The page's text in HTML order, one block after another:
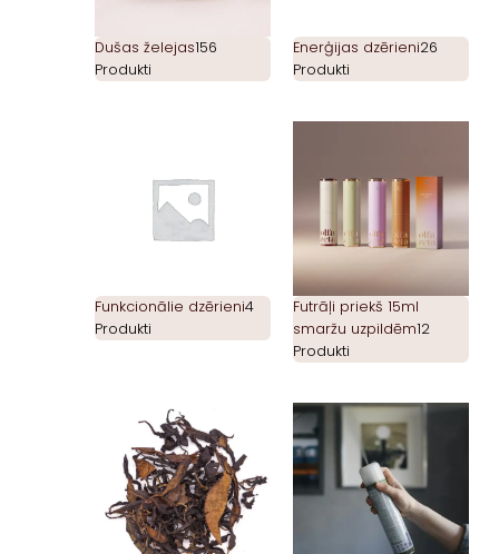
Dušas želejas156
Produkti
Enerģijas dzērieni26
Produkti
Funkcionālie dzērieni4
Produkti
Futrāļi priekš 15ml
smaržu uzpildēm12
Produkti